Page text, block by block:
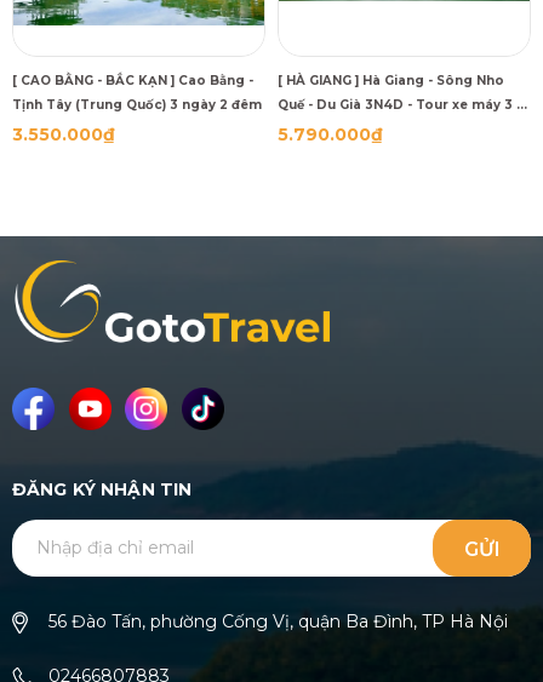
[ CAO BẰNG - BẮC KẠN ] Cao Bằng -
Tịnh Tây (Trung Quốc) 3 ngày 2 đêm
3.550.000₫
[ HÀ GIANG ] Hà Giang - Sông Nho
Quế - Du Già 3N4D - Tour xe máy 3 (1
khách tự đi 1 xe máy riêng)
5.790.000₫
ĐĂNG KÝ NHẬN TIN
GỬI
56 Đào Tấn, phường Cống Vị, quận Ba Đình, TP Hà Nội
02466807883